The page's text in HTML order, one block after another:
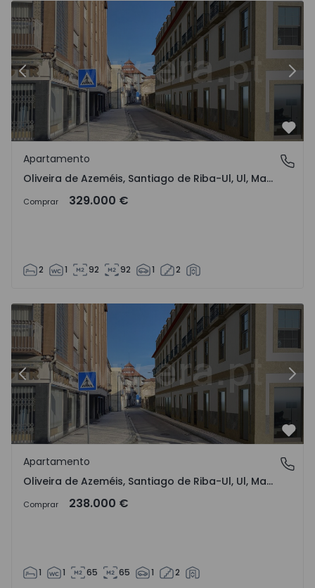
Anterior
Oliveira de Azeméis, Santiago de Riba-Ul, Ul,
Apartamento
Oliveira de Azeméis, Santiago de Riba-Ul, Ul, Macinhata da Seixa e Madail, Aveiro
Comprar 329.000 €
2 1 92 92 1 2
Anterior
Oliveira de Azeméis, Santiago de Riba-Ul, Ul,
Apartamento
Oliveira de Azeméis, Santiago de Riba-Ul, Ul, Macinhata da Seixa e Madail, Aveiro
Comprar 238.000 €
1 1 65 65 1 2